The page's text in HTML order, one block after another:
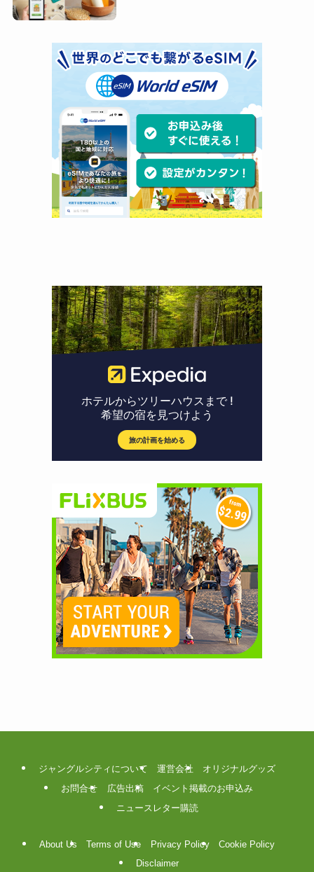
ジャングルシティについて 運営会社
オリジナルグッズ
お問合せ
広告出稿
イベント掲載のお申込み
ニュースレター購読
About Us Terms of Use Privacy Policy
Cookie Policy
Disclaimer